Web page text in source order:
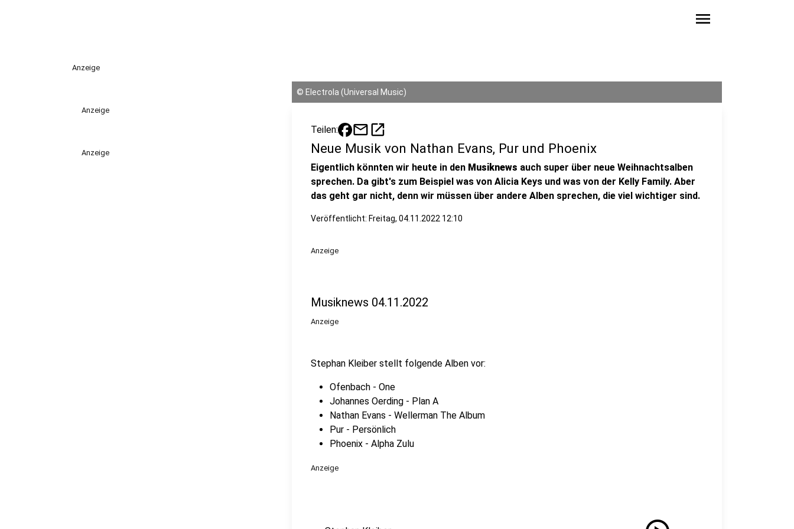
menu
Anzeige
Anzeige
Anzeige
© Electrola (Universal Music)
Teilen: mailopen_in_new
Neue Musik von Nathan Evans, Pur und Phoenix
Eigentlich könnten wir heute in den Musiknews auch super über neue Weihnachtsalben
sprechen. Da gibt's zum Beispiel was von Alicia Keys und was von der Kelly Family. Aber
das geht gar nicht, denn wir müssen über andere Alben sprechen, die viel wichtiger sind.
Veröffentlicht: Freitag, 04.11.2022 12:10
Anzeige
Musiknews 04.11.2022
Anzeige
Stephan Kleiber stellt folgende Alben vor:
Ofenbach - One
Johannes Oerding - Plan A
Nathan Evans - Wellerman The Album
Pur - Persönlich
Phoenix - Alpha Zulu
Anzeige